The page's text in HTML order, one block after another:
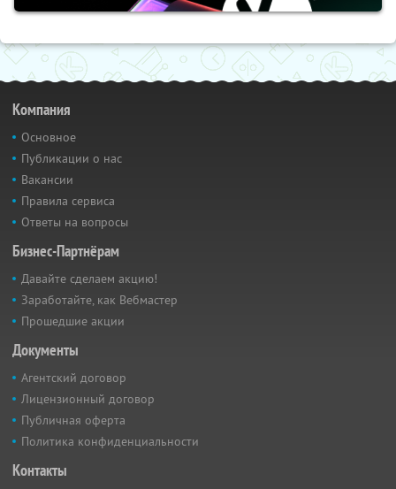
Компания
Основное
Публикации о нас
Вакансии
Правила сервиса
Ответы на вопросы
Бизнес-Партнёрам
Давайте сделаем акцию!
Заработайте, как Вебмастер
Прошедшие акции
Документы
Агентский договор
Лицензионный договор
Публичная оферта
Политика конфиденциальности
Контакты